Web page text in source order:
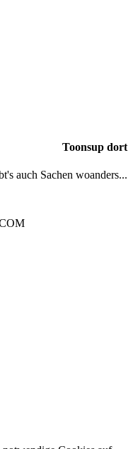
Toonsup dort
auch Sachen woanders...